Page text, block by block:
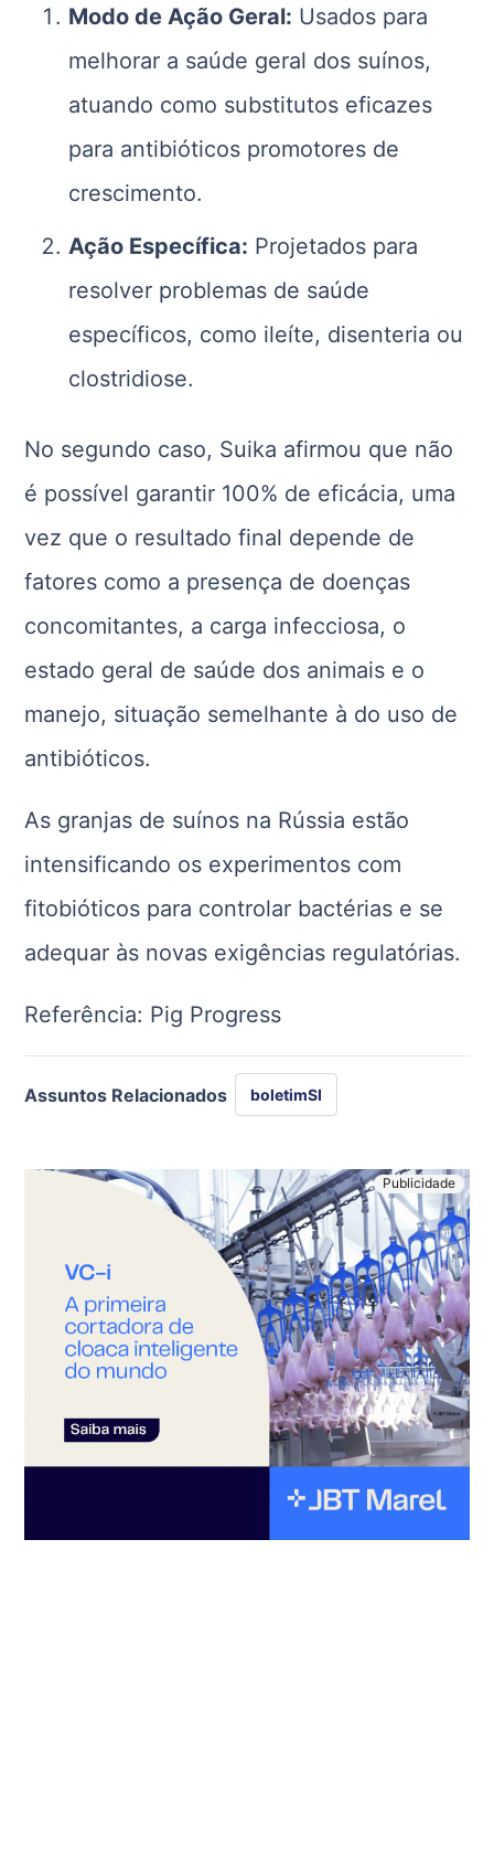
Modo de Ação Geral: Usados para
melhorar a saúde geral dos suínos,
atuando como substitutos eficazes
para antibióticos promotores de
crescimento.
Ação Específica: Projetados para
resolver problemas de saúde
específicos, como ileíte, disenteria ou
clostridiose.
No segundo caso, Suika afirmou que não
é possível garantir 100% de eficácia, uma
vez que o resultado final depende de
fatores como a presença de doenças
concomitantes, a carga infecciosa, o
estado geral de saúde dos animais e o
manejo, situação semelhante à do uso de
antibióticos.
As granjas de suínos na Rússia estão
intensificando os experimentos com
fitobióticos para controlar bactérias e se
adequar às novas exigências regulatórias.
Referência: Pig Progress
Assuntos Relacionados boletimSI